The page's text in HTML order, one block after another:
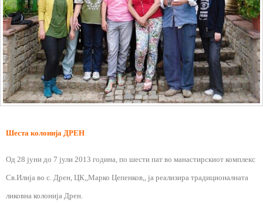
Шеста колонија ДРЕН
Од 28 јуни до 7 јули 2013 година, по шести пат во манастирскиот комплекс
Св.Илија во с. Дрен, ЦК,,Марко Цепенков,, ја реализира традиционалната
ликовна колонија Дрен.